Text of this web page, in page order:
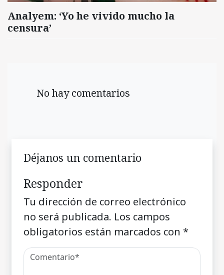
Analyem: ‘Yo he vivido mucho la
censura’
No hay comentarios
Déjanos un comentario
Responder
Tu dirección de correo electrónico
no será publicada. Los campos
obligatorios están marcados con *